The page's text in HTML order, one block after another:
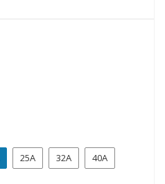
25А 32А 40А